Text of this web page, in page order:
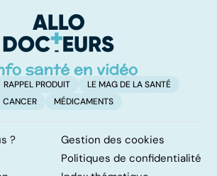
RAPPEL PRODUIT
LE MAG DE LA SANTÉ
CANCER
MÉDICAMENTS
?
Gestion des cookies
Politiques de confidentialité